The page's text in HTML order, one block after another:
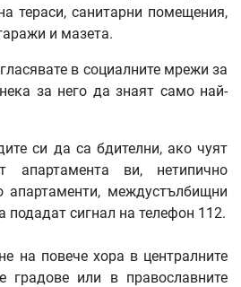
тераси, санитарни помещения,
и мазета.
в социалните мрежи за
за него да знаят само най-
си да са бдителни, ако чуят
апартамента ви, нетипично
междустълбищни
сигнал на телефон 112.
на повече хора в централните
градове или в православните